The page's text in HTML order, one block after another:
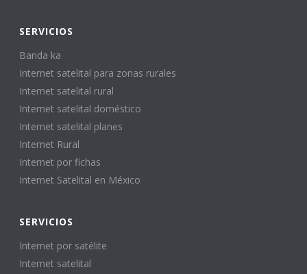
SERVICIOS
Banda ka
Internet satelital para zonas rurales
Internet satelital rural
Internet satelital doméstico
Internet satelital planes
Internet Rural
Internet por fichas
Internet Satelital en México
SERVICIOS
Internet por satélite
Internet satelital